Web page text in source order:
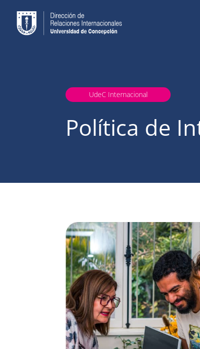
UdeC Internacional
Política de